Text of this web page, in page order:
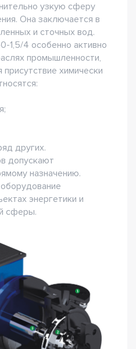
узкую сферу
Она заключается в
и сточных вод.
1,5/4 особенно активно
промышленности,
химически
других.
допускают
назначению.
энергетики и
сферы.